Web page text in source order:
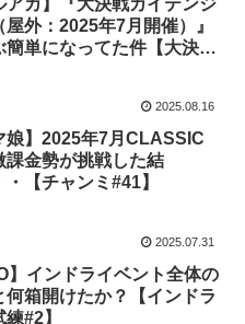
屋外：2025年7月開催）』
簡単になってた件【大決
2025.08.16
娘】2025年7月CLASSIC
課金勢が挑戦した結
・【チャンミ#41】
2025.07.31
】インドライベント全体の
何箱開けたか？【インドラ
#2】